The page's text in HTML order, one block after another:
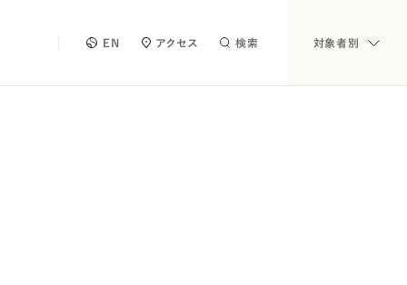
EN アクセス 検索 対象者別